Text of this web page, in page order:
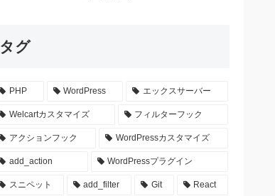
タグ
PHP WordPress エックスサーバー
Welcartカスタマイズ フィルターフック
アクションフック WordPressカスタマイズ
add_action WordPressプラグイン
スニペット add_filter Git React